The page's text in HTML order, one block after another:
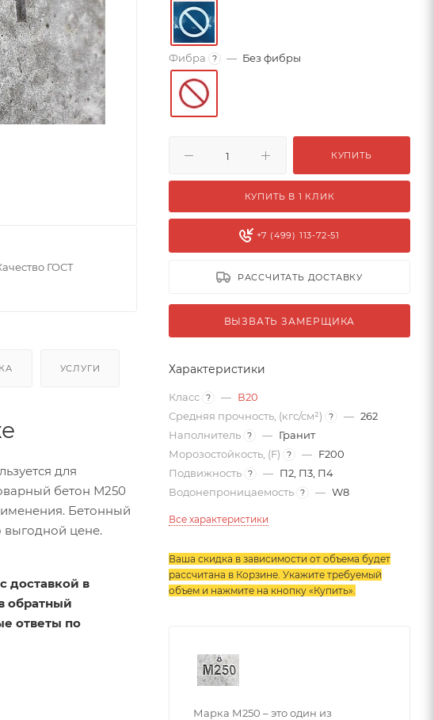
ГОСТ
УСЛУГИ
для
бетон М250
Бетонный
выгодной цене.
доставкой в
обратный
ответы по
Фибра ? — Без фибры
КУПИТЬ
КУПИТЬ В 1 КЛИК
+7 (499) 113-72-51
РАССЧИТАТЬ ДОСТАВКУ
ВЫЗВАТЬ ЗАМЕРЩИКА
Характеристики
Класс ? — В20
Средняя прочность, (кгс/см²)
? — 262
Наполнитель ? — Гранит
Морозостойкость, (F)
? — F200
Подвижность ? — П2, П3, П4
Водонепроницаемость ? — W8
Все характеристики
Ваша скидка в зависимости от объема будет
рассчитана в Корзине. Укажите требуемый
объем и нажмите на кнопку «Купить».
Марка М250 – это один из